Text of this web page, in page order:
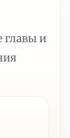
главы и